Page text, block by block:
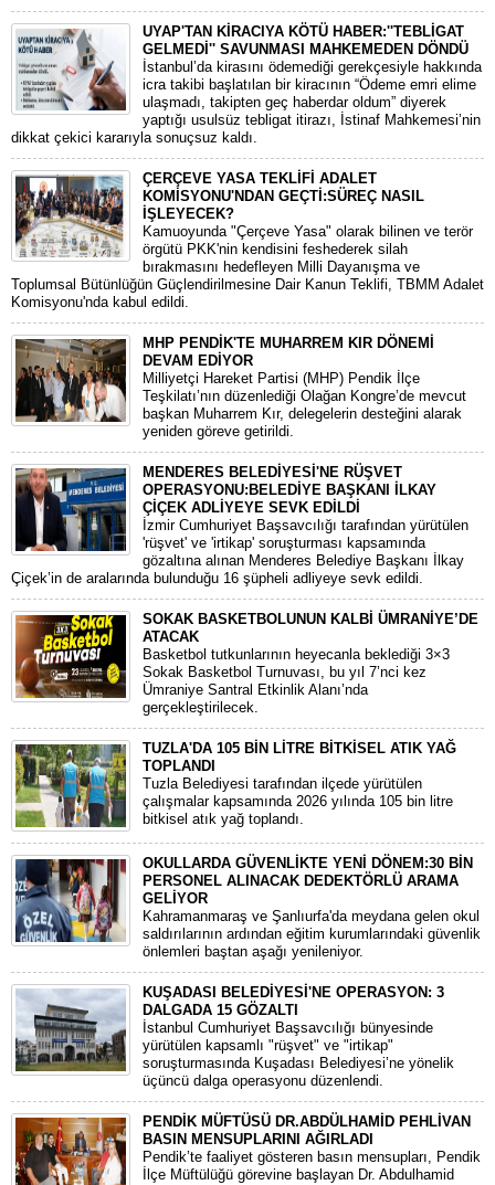
UYAP'TAN KİRACIYA KÖTÜ HABER:''TEBLİGAT
GELMEDİ'' SAVUNMASI MAHKEMEDEN DÖNDÜ
​İstanbul’da kirasını ödemediği gerekçesiyle hakkında
icra takibi başlatılan bir kiracının “Ödeme emri elime
ulaşmadı, takipten geç haberdar oldum” diyerek
yaptığı usulsüz tebligat itirazı, İstinaf Mahkemesi’nin
dikkat çekici kararıyla sonuçsuz kaldı.
ÇERÇEVE YASA TEKLİFİ ADALET
KOMİSYONU'NDAN GEÇTİ:SÜREÇ NASIL
İŞLEYECEK?
​Kamuoyunda "Çerçeve Yasa" olarak bilinen ve terör
örgütü PKK'nin kendisini feshederek silah
bırakmasını hedefleyen Milli Dayanışma ve
Toplumsal Bütünlüğün Güçlendirilmesine Dair Kanun Teklifi, TBMM Adalet
Komisyonu'nda kabul edildi.
MHP PENDİK'TE MUHARREM KIR DÖNEMİ
DEVAM EDİYOR
​Milliyetçi Hareket Partisi (MHP) Pendik İlçe
Teşkilatı’nın düzenlediği Olağan Kongre’de mevcut
başkan Muharrem Kır, delegelerin desteğini alarak
yeniden göreve getirildi.
MENDERES BELEDİYESİ'NE RÜŞVET
OPERASYONU:BELEDİYE BAŞKANI İLKAY
ÇİÇEK ADLİYEYE SEVK EDİLDİ
​İzmir Cumhuriyet Başsavcılığı tarafından yürütülen
'rüşvet' ve 'irtikap' soruşturması kapsamında
gözaltına alınan Menderes Belediye Başkanı İlkay
Çiçek’in de aralarında bulunduğu 16 şüpheli adliyeye sevk edildi.
SOKAK BASKETBOLUNUN KALBİ ÜMRANİYE’DE
ATACAK
Basketbol tutkunlarının heyecanla beklediği 3×3
Sokak Basketbol Turnuvası, bu yıl 7’nci kez
Ümraniye Santral Etkinlik Alanı’nda
gerçekleştirilecek.
TUZLA'DA 105 BİN LİTRE BİTKİSEL ATIK YAĞ
TOPLANDI
Tuzla Belediyesi tarafından ilçede yürütülen
çalışmalar kapsamında 2026 yılında 105 bin litre
bitkisel atık yağ toplandı.
OKULLARDA GÜVENLİKTE YENİ DÖNEM:30 BİN
PERSONEL ALINACAK DEDEKTÖRLÜ ARAMA
GELİYOR
​Kahramanmaraş ve Şanlıurfa'da meydana gelen okul
saldırılarının ardından eğitim kurumlarındaki güvenlik
önlemleri baştan aşağı yenileniyor.
KUŞADASI BELEDİYESİ'NE OPERASYON: 3
DALGADA 15 GÖZALTI
​İstanbul Cumhuriyet Başsavcılığı bünyesinde
yürütülen kapsamlı "rüşvet" ve "irtikap"
soruşturmasında Kuşadası Belediyesi’ne yönelik
üçüncü dalga operasyonu düzenlendi.
PENDİK MÜFTÜSÜ DR.ABDÜLHAMİD PEHLİVAN
BASIN MENSUPLARINI AĞIRLADI
​Pendik’te faaliyet gösteren basın mensupları, Pendik
İlçe Müftülüğü görevine başlayan Dr. Abdulhamid